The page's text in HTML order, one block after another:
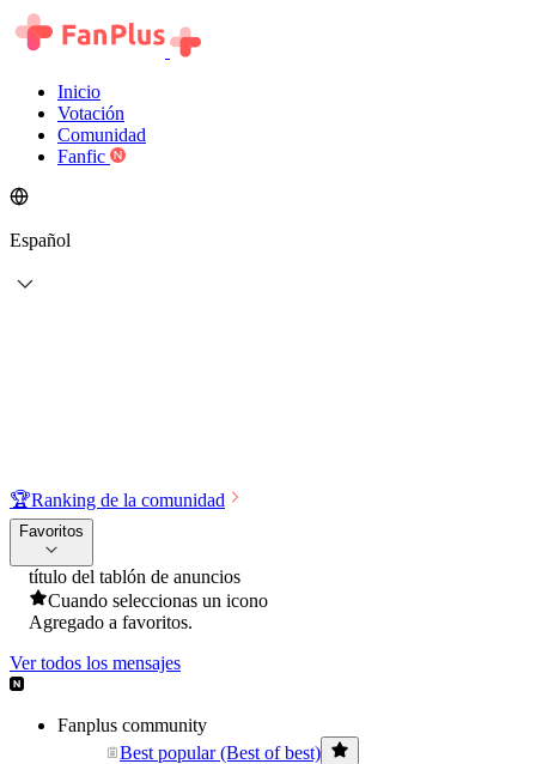
Inicio
Votación
Comunidad
Fanfic
Español
🏆Ranking de la comunidad
Favoritos
título del tablón de anuncios
Cuando seleccionas un icono
Agregado a favoritos.
Ver todos los mensajes
Fanplus community
Best popular (Best of best)